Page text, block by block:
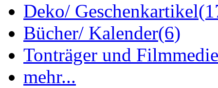
Deko/ Geschenkartikel
Bücher/ Kalender(6)
Tonträger und
mehr...